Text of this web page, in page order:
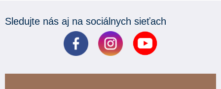
Sledujte nás aj na sociálnych sieťach